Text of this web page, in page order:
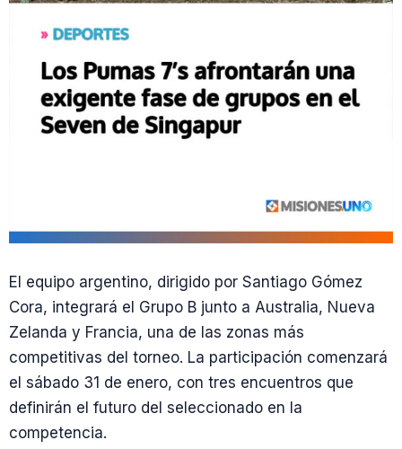
El equipo argentino, dirigido por Santiago Gómez
Cora, integrará el Grupo B junto a Australia, Nueva
Zelanda y Francia, una de las zonas más
competitivas del torneo. La participación comenzará
el sábado 31 de enero, con tres encuentros que
definirán el futuro del seleccionado en la
competencia.